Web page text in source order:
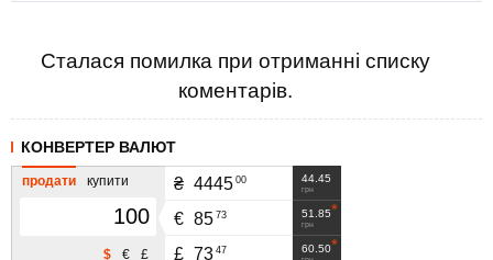
Сталася помилка при отриманні списку
коментарів.
КОНВЕРТЕР ВАЛЮТ
продати купити
£
€
$
44.45
грн
₴ 4445 00
51.85
грн
€ 85 73
60.50
£ 73 47